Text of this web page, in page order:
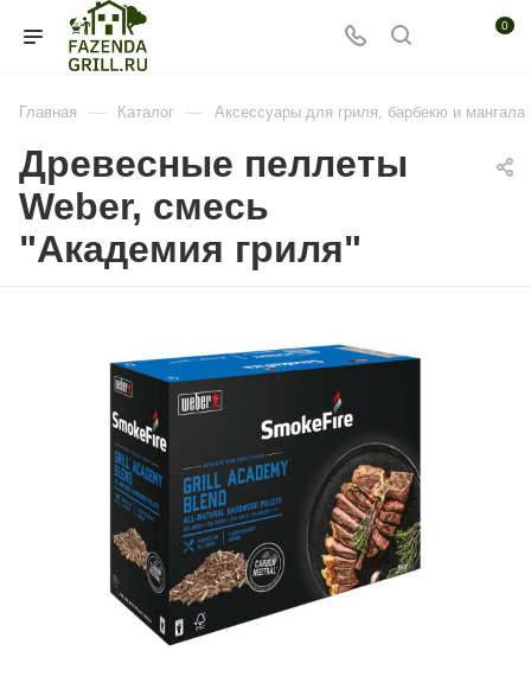
0
Главная — Каталог — Аксессуары для гриля, барбекю и мангала
Древесные пеллеты
Weber, смесь
"Академия гриля"